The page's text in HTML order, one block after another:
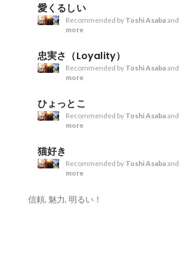
愛くるしい
Recommended by Toshi Asabaand
more
忠実さ（Loyality）
Recommended by Toshi Asabaand
more
ひょっとこ
Recommended by Toshi Asabaand
more
猫好き
Recommended by Toshi Asabaand
more
信頼, 魅力, 明るい！